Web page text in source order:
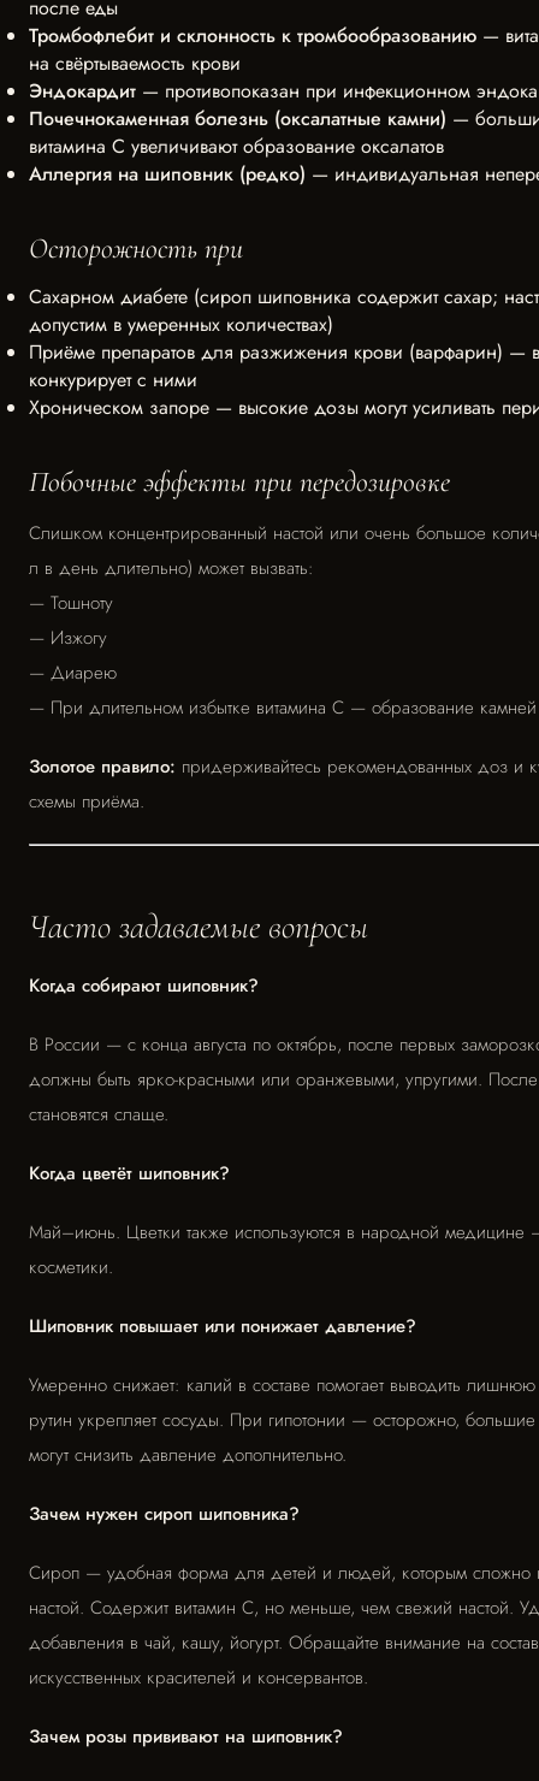
после еды
Тромбофлебит и склонность к тромбообразованию —
на свёртываемость крови
Эндокардит — противопоказан при инфекционном
Почечнокаменная болезнь (оксалатные камни) —
витамина С увеличивают образование оксалатов
Аллергия на шиповник (редко) — индивидуальная
Осторожность при
Сахарном диабете (сироп шиповника содержит сахар;
допустим в умеренных количествах)
Приёме препаратов для разжижения крови (варфарин) —
конкурирует с ними
Хроническом запоре — высокие дозы могут усиливать
Побочные эффекты при передозировке
Слишком концентрированный настой или очень большое
л в день длительно) может вызвать:
— Тошноту
— Изжогу
— Диарею
— При длительном избытке витамина С — образование камней
Золотое правило: придерживайтесь рекомендованных доз и
схемы приёма.
Часто задаваемые вопросы
Когда собирают шиповник?
В России — с конца августа по октябрь, после первых
должны быть ярко-красными или оранжевыми, упругими.
становятся слаще.
Когда цветёт шиповник?
Май–июнь. Цветки также используются в народной медицине
косметики.
Шиповник повышает или понижает давление?
Умеренно снижает: калий в составе помогает выводить
рутин укрепляет сосуды. При гипотонии — осторожно, большие
могут снизить давление дополнительно.
Зачем нужен сироп шиповника?
Сироп — удобная форма для детей и людей, которым сложно
настой. Содержит витамин С, но меньше, чем свежий настой.
добавления в чай, кашу, йогурт. Обращайте внимание на
искусственных красителей и консервантов.
Зачем розы прививают на шиповник?